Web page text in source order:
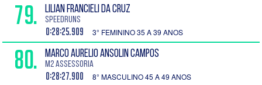
79. LILIAN FRANCIELI DA CRUZ
SPEEDRUNS
0:28:25.909 3° FEMININO 35 A 39 ANOS
80. MARCO AURELIO ANSOLIN CAMPOS
M2 Assessoria
0:28:27.900 8° MASCULINO 45 A 49 ANOS